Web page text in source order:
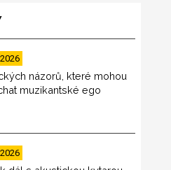
názorů, které mohou
muzikantské ego